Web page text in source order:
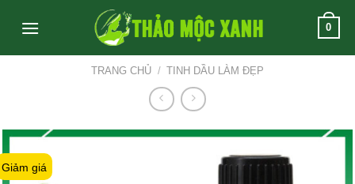
0
TRANG CHỦ / TINH DẦU LÀM ĐẸP
Giảm giá